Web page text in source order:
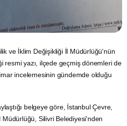
ve İklim Değişikliği İl Müdürlüğü'nün
resmi yazı, ilçede geçmiş dönemleri de
incelemesinin gündemde olduğu
belgeye göre, İstanbul Çevre,
Silivri Belediyesi'nden